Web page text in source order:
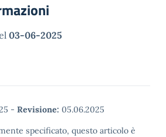
03-06-2025
- Revisione: 05.06.2025
specificato, questo articolo è